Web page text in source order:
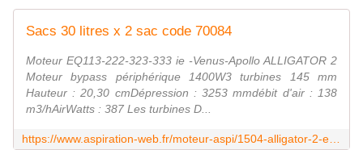
Sacs 30 litres x 2 sac code 70084
Moteur EQ113-222-323-333 ie -Venus-Apollo ALLIGATOR 2
Moteur bypass périphérique 1400W3 turbines 145 mm
Hauteur : 20,30 cmDépression : 3253 mmdébit d'air : 138
m3/hAirWatts : 387 Les turbines D...